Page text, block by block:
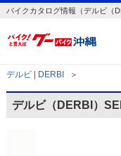
バイクカタログ情報（デルビ（
デルビ | DERBI ＞
デルビ（DERBI）